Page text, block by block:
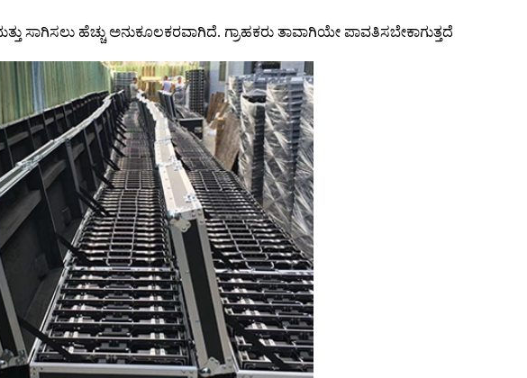
ಹೆಚ್ಚು ಅನುಕೂಲಕರವಾಗಿದೆ. ಗ್ರಾಹಕರು ತಾವಾಗಿಯೇ ಪಾವತಿಸಬೇಕಾಗುತ್ತದೆ